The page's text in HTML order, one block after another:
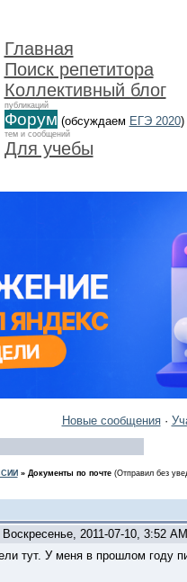
Главная
Поиск репетитора
Коллективный блог
публикаций
Форум (обсуждаем ЕГЭ 2020)
тем и сообщений
Для учебы
Новые сообщения·
» Документы по почте (Отправил без
2011-07-10, 3:52
тут. У меня в прошлом году